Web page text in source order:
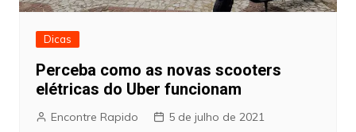
Dicas
Perceba como as novas scooters
elétricas do Uber funcionam
Encontre Rapido 5 de julho de 2021